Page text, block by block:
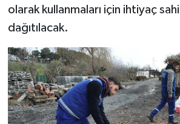
olarak kullanmaları için ihtiyaç
dağıtılacak.